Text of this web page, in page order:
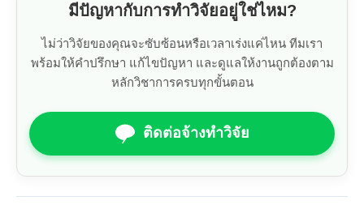
มีปัญหากับการทำวิจัยอยู่ใช่ไหม?
ไม่ว่าวิจัยของคุณจะซับซ้อนหรือเวลาเร่งแค่ไหน ทีมเรา
พร้อมให้คำปรึกษา แก้ไขปัญหา และดูแลให้งานถูกต้องตาม
หลักวิชาการครบทุกขั้นตอน
ติดต่อจ้างทำวิจัย